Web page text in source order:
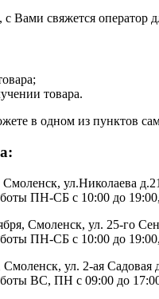
Вами свяжется оператор
товара.
в одном из пунктов
ул.Николаева д.21
ПН-СБ с 10:00 до
Смоленск, ул. 25-го
ПН-СБ с 10:00 до
ул. 2-ая
ВС, ПН с 09:00 до